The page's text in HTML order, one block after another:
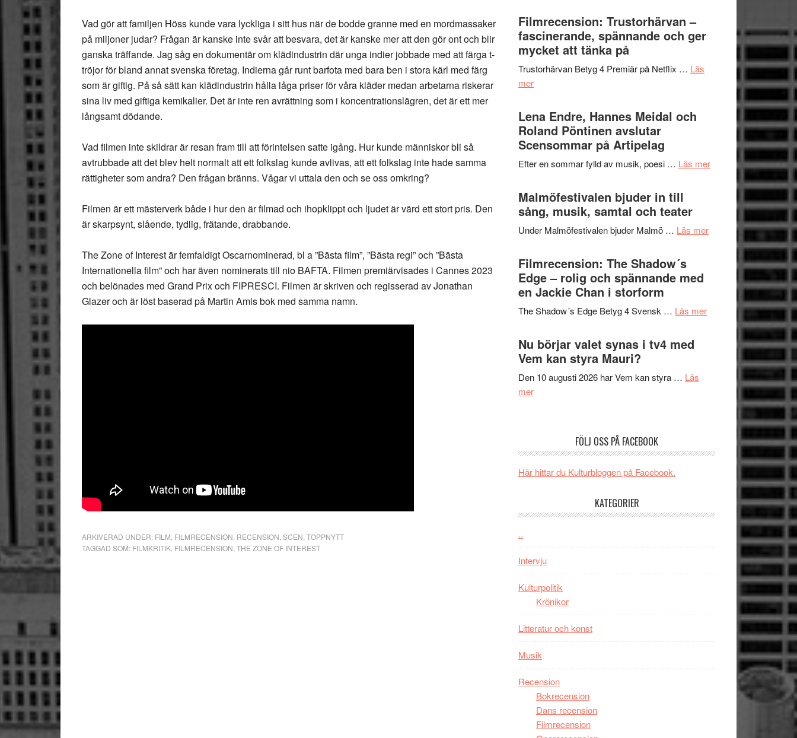
Vad gör att familjen Höss kunde vara lyckliga i sitt hus när de bodde granne med en mordmassaker
på miljoner judar? Frågan är kanske inte svår att besvara, det är kanske mer att den gör ont och blir
ganska träffande. Jag såg en dokumentär om klädindustrin där unga indier jobbade med att färga t-
tröjor för bland annat svenska företag. Indierna går runt barfota med bara ben i stora kärl med färg
som är giftig. På så sätt kan klädindustrin hålla låga priser för våra kläder medan arbetarna riskerar
sina liv med giftiga kemikalier. Det är inte ren avrättning som i koncentrationslägren, det är ett mer
långsamt dödande.
Vad filmen inte skildrar är resan fram till att förintelsen satte igång. Hur kunde människor bli så
avtrubbade att det blev helt normalt att ett folkslag kunde avlivas, att ett folkslag inte hade samma
rättigheter som andra? Den frågan bränns. Vågar vi uttala den och se oss omkring?
Filmen är ett mästerverk både i hur den är filmad och ihopklippt och ljudet är värd ett stort pris. Den
är skarpsynt, slående, tydlig, frätande, drabbande.
The Zone of Interest är femfaldigt Oscarnominerad, bl a ”Bästa film”, ”Bästa regi” och ”Bästa
Internationella film” och har även nominerats till nio BAFTA. Filmen premiärvisades i Cannes 2023
och belönades med Grand Prix och FIPRESCI. Filmen är skriven och regisserad av Jonathan
Glazer och är löst baserad på Martin Amis bok med samma namn.
ARKIVERAD UNDER: FILM FILMRECENSION RECENSION SCEN TOPPNYTT
TAGGAD SOM: FILMKRITIK FILMRECENSION THE ZONE OF INTEREST
hjärtevarm
Festival
genrens
vidsträckta
Filmrecension: Trustorhärvan –
fascinerande, spännande och ger
mycket att tänka på
Trustorhärvan Betyg 4 Premiär på Netflix … Läs
merom
Trustorhärvan
–
fascinerande,
spännande
och
mycket
att
tänka
Lena Endre, Hannes Meidal och
Roland Pöntinen avslutar
Scensommar på Artipelag
Efter en sommar fylld av musik, poesi … Läs merom
Hannes
Roland
Pöntinen
Scensommar
Artipelag
Malmöfestivalen bjuder in till
sång, musik, samtal och teater
Under Malmöfestivalen bjuder Malmö … Läs merom
Malmöfestivalen
Filmrecension: The Shadow´s
Edge – rolig och spännande med
en Jackie Chan i storform
The Shadow´s Edge Betyg 4 Svensk … Läs merom
Filmrecension:
spännande
med
Nu börjar valet synas i tv4 med
Vem kan styra Mauri?
Den 10 augusti 2026 har Vem kan styra … Läs
merom
tv4
kan
FÖLJ OSS PÅ FACEBOOK
Här hittar du Kulturbloggen på Facebook.
KATEGORIER
..
Intervju
Kulturpolitik
Krönikor
Litteratur och konst
Musik
Recension
Bokrecension
Dans recension
Filmrecension